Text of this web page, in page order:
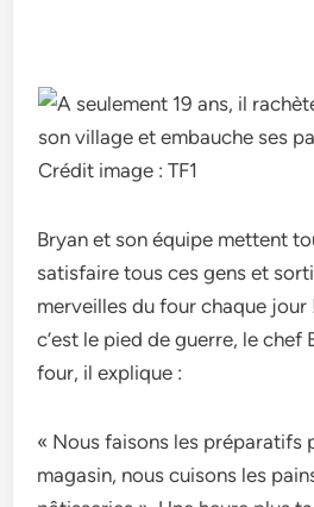
Crédit image : TF1
Bryan et son équipe mettent
satisfaire tous ces gens et
merveilles du four chaque jour
c’est le pied de guerre, le chef
four, il explique :
« Nous faisons les préparatifs
magasin, nous cuisons les